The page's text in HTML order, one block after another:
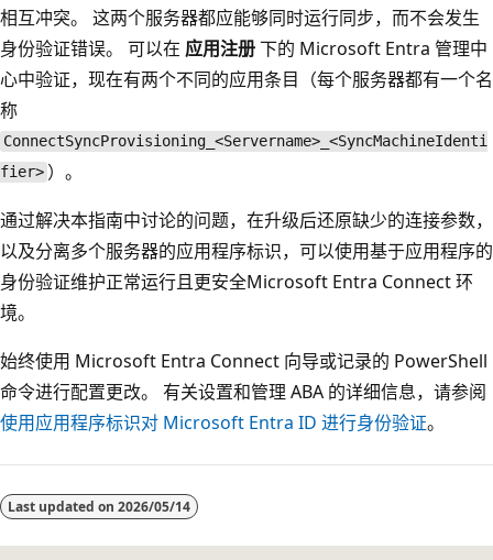
相互冲突。 这两个服务器都应能够同时运行同步，而不会发生
身份验证错误。 可以在 应用注册下的 Microsoft Entra 管理中
心中验证，现在有两个不同的应用条目（每个服务器都有一个名
称
ConnectSyncProvisioning_<Servername>_<SyncMachineIdenti
fier> ）。
通过解决本指南中讨论的问题，在升级后还原缺少的连接参数，
以及分离多个服务器的应用程序标识，可以使用基于应用程序的
身份验证维护正常运行且更安全Microsoft Entra Connect 环
境。
始终使用 Microsoft Entra Connect 向导或记录的 PowerShell
命令进行配置更改。 有关设置和管理 ABA 的详细信息，请参阅
使用应用程序标识对 Microsoft Entra ID 进行身份验证。
Last updated on 2026/05/14